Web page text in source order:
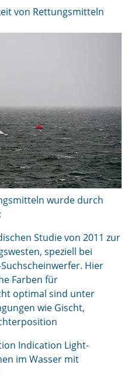
von Rettungsmitteln
wurde durch
Studie von 2011 zur
speziell bei
Hier
Farben für
optimal sind unter
wie Gischt,
Indication Light-
im Wasser mit